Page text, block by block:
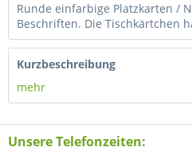
Runde einfarbige Platzkarten /
Beschriften. Die Tischkärtchen
Kurzbeschreibung
mehr
Unsere Telefonzeiten: